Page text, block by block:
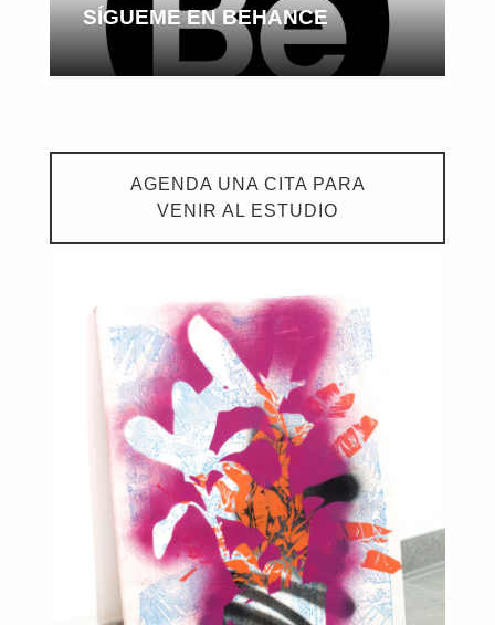
SÍGUEME EN BEHANCE
AGENDA UNA CITA PARA
VENIR AL ESTUDIO